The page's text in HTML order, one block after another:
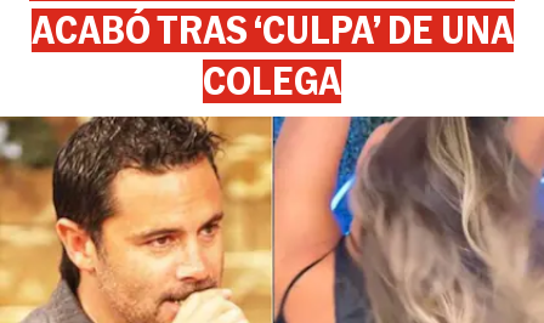
ACABÓ TRAS ‘CULPA’ DE UNA
COLEGA